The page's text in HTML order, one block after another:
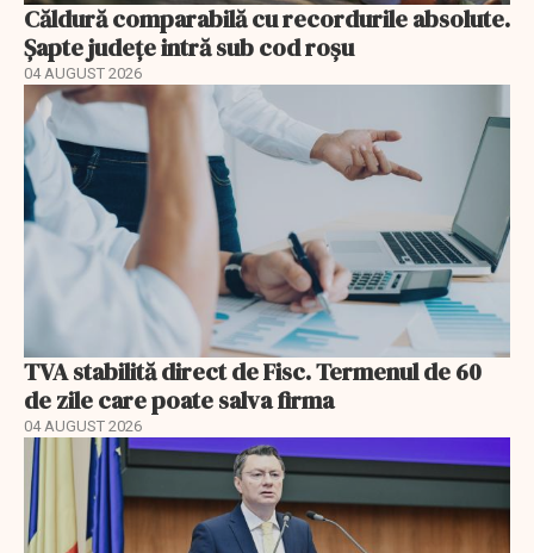
Căldură comparabilă cu recordurile absolute.
Șapte județe intră sub cod roșu
04 AUGUST 2026
TVA stabilită direct de Fisc. Termenul de 60
de zile care poate salva firma
04 AUGUST 2026